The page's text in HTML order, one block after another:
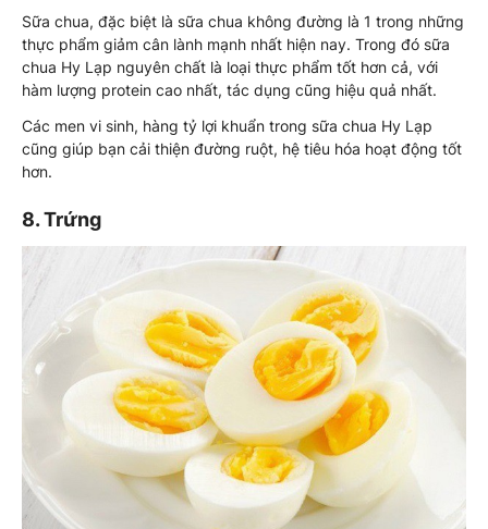
Sữa chua, đặc biệt là sữa chua không đường là 1 trong những
thực phẩm giảm cân lành mạnh nhất hiện nay. Trong đó sữa
chua Hy Lạp nguyên chất là loại thực phẩm tốt hơn cả, với
hàm lượng protein cao nhất, tác dụng cũng hiệu quả nhất.
Các men vi sinh, hàng tỷ lợi khuẩn trong sữa chua Hy Lạp
cũng giúp bạn cải thiện đường ruột, hệ tiêu hóa hoạt động tốt
hơn.
8. Trứng